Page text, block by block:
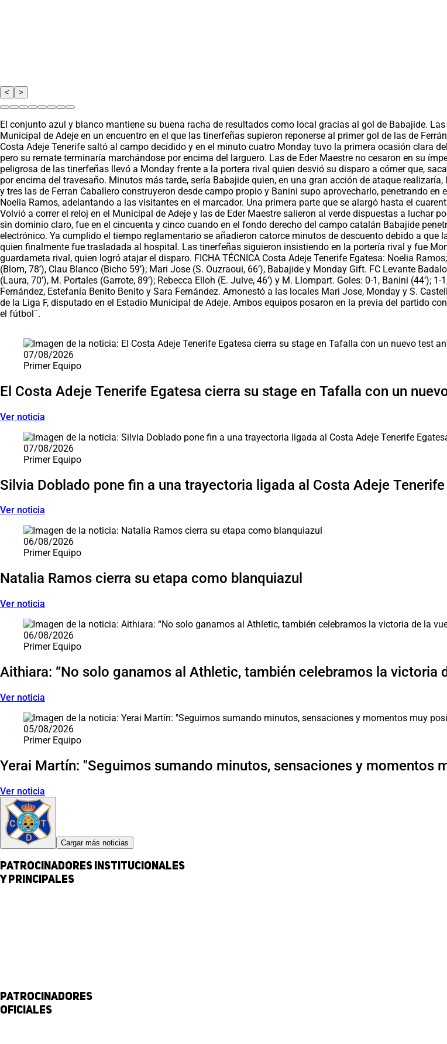
< >
El conjunto azul y blanco mantiene su buena racha de resultados como local gracias al gol de Babajide.
Municipal de Adeje en un encuentro en el que las tinerfeñas supieron reponerse al primer gol de las de
Costa Adeje Tenerife saltó al campo decidido y en el minuto cuatro Monday tuvo la primera ocasión clara
pero su remate terminaría marchándose por encima del larguero. Las de Eder Maestre no cesaron en su
peligrosa de las tinerfeñas llevó a Monday frente a la portera rival quien desvió su disparo a córner que,
por encima del travesaño. Minutos más tarde, sería Babajide quien, en una gran acción de ataque
y tres las de Ferran Caballero construyeron desde campo propio y Banini supo aprovecharlo, penetrando
Noelia Ramos, adelantando a las visitantes en el marcador. Una primera parte que se alargó hasta el
Volvió a correr el reloj en el Municipal de Adeje y las de Eder Maestre salieron al verde dispuestas a luchar
sin dominio claro, fue en el cincuenta y cinco cuando en el fondo derecho del campo catalán Babajide
electrónico. Ya cumplido el tiempo reglamentario se añadieron catorce minutos de descuento debido a
quien finalmente fue trasladada al hospital. Las tinerfeñas siguieron insistiendo en la portería rival y fue
guardameta rival, quien logró atajar el disparo. FICHA TÉCNICA Costa Adeje Tenerife Egatesa: Noelia
(Blom, 78’), Clau Blanco (Bicho 59’); Mari Jose (S. Ouzraoui, 66’), Babajide y Monday Gift. FC Levante
(Laura, 70’), M. Portales (Garrote, 89’); Rebecca Elloh (E. Julve, 46’) y M. Llompart. Goles: 0-1, Banini (44’);
Fernández, Estefanía Benito Benito y Sara Fernández. Amonestó a las locales Mari Jose, Monday y S.
de la Liga F, disputado en el Estadio Municipal de Adeje. Ambos equipos posaron en la previa del partido
el fútbol¨.
07/08/2026
Primer Equipo
El Costa Adeje Tenerife Egatesa cierra su stage en Tafalla con un
Ver noticia
07/08/2026
Primer Equipo
Silvia Doblado pone fin a una trayectoria ligada al Costa Adeje
Ver noticia
06/08/2026
Primer Equipo
Natalia Ramos cierra su etapa como blanquiazul
Ver noticia
06/08/2026
Primer Equipo
Aithiara: “No solo ganamos al Athletic, también celebramos la victoria
Ver noticia
05/08/2026
Primer Equipo
Yerai Martín: "Seguimos sumando minutos, sensaciones y momentos
Ver noticia
Cargar más noticias
Patrocinadores institucionales
y principales
Patrocinadores
Oficiales